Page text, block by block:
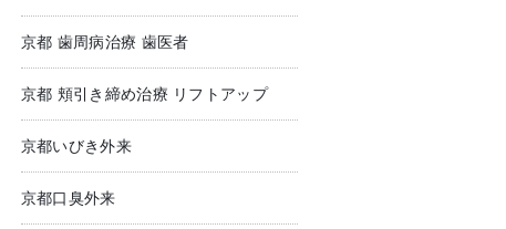
京都 歯周病治療 歯医者
京都 頬引き締め治療 リフトアップ
京都いびき外来
京都口臭外来